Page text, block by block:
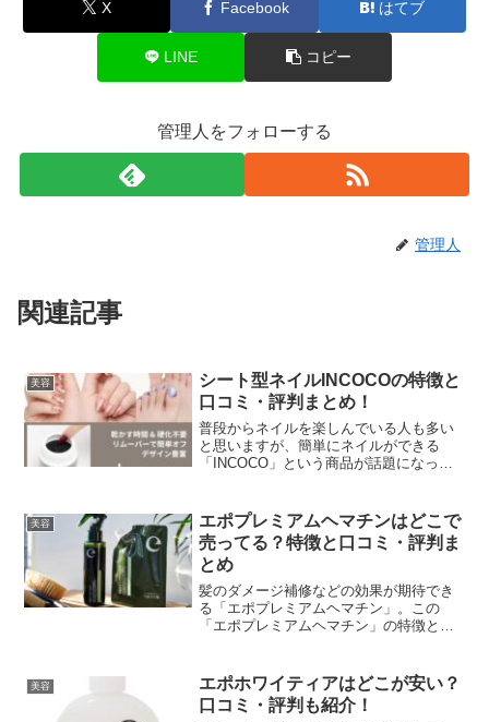
X Facebook はてブ
LINE コピー
管理人をフォローする
管理人
関連記事
美容
シート型ネイルINCOCOの特徴と
口コミ・評判まとめ！
普段からネイルを楽しんでいる人も多い
と思いますが、簡単にネイルができる
「INCOCO」という商品が話題になって
美容
エポプレミアムヘマチンはどこで
売ってる？特徴と口コミ・評判ま
とめ
髪のダメージ補修などの効果が期待でき
る「エポプレミアムヘマチン」。この
「エポプレミアムヘマチン」の特徴と口
美容
エポホワイティアはどこが安い？
口コミ・評判も紹介！